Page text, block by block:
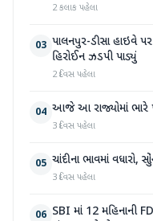
2 કલાક પહેલા
03 પાલનપુર-ડીસા હાઇવે
હિરોઈન ઝડપી પાડ્યું
2 દિવસ પહેલા
04 આજે આ રાજ્યોમાં ભારે
3 દિવસ પહેલા
05 ચાંદીના ભાવમાં વધારો,
3 દિવસ પહેલા
06 SBI માં 12 મહિનાની